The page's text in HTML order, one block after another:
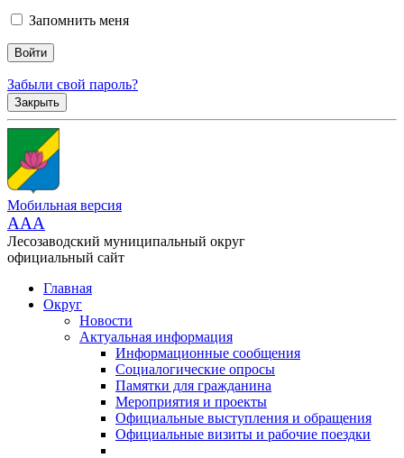
Запомнить меня
Забыли свой пароль?
Закрыть
Мобильная версия
AAA
Лесозаводский муниципальный округ
официальный сайт
Главная
Округ
Новости
Актуальная информация
Информационные сообщения
Социалогические опросы
Памятки для гражданина
Мероприятия и проекты
Официальные выступления и обращения
Официальные визиты и рабочие поездки